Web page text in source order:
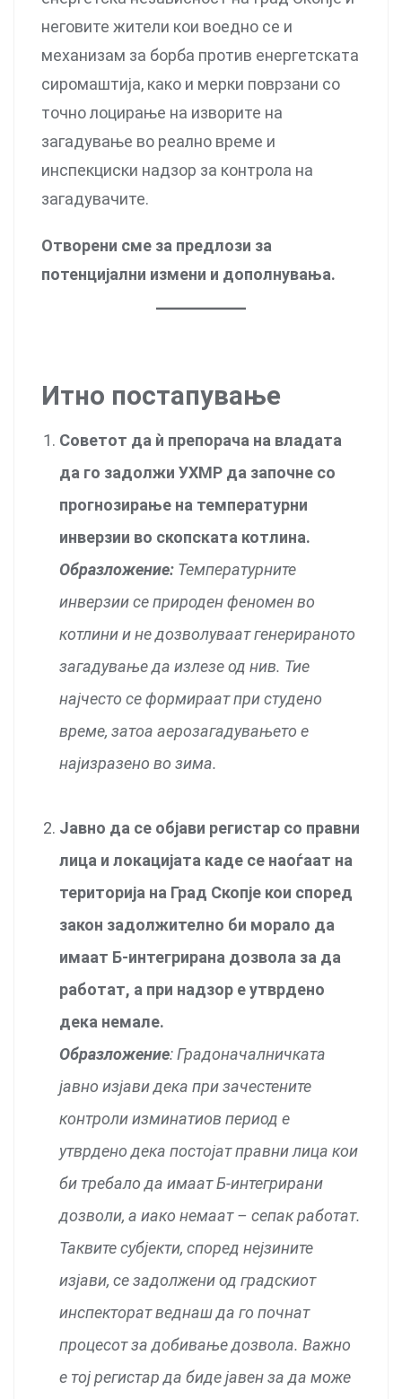
неговите жители кои воедно се и
механизам за борба против енергетската
сиромаштија, како и мерки поврзани со
точно лоцирање на изворите на
загадување во реално време и
инспекциски надзор за контрола на
загадувачите.
Отворени сме за предлози за
потенцијални измени и дополнувања.
Итно постапување
Советот да ѝ препорача на владата
да го задолжи УХМР да започне со
прогнозирање на температурни
инверзии во скопската котлина.
Образложение: Температурните
инверзии се природен феномен во
котлини и не дозволуваат генерираното
загадување да излезе од нив. Тие
најчесто се формираат при студено
време, затоа аерозагадувањето е
најизразено во зима.
Јавно да се објави регистар со правни
лица и локацијата каде се наоѓаат на
територија на Град Скопје кои според
закон задолжително би морало да
имаат Б-интегрирана дозвола за да
работат, а при надзор е утврдено
дека немале.
Образложение: Градоначалничката
јавно изјави дека при зачестените
контроли изминатиов период е
утврдено дека постојат правни лица кои
би требало да имаат Б-интегрирани
дозволи, а иако немаат – сепак работат.
Таквите субјекти, според нејзините
изјави, се задолжени од градскиот
инспекторат веднаш да го почнат
процесот за добивање дозвола. Важно
е тој регистар да биде јавен за да може